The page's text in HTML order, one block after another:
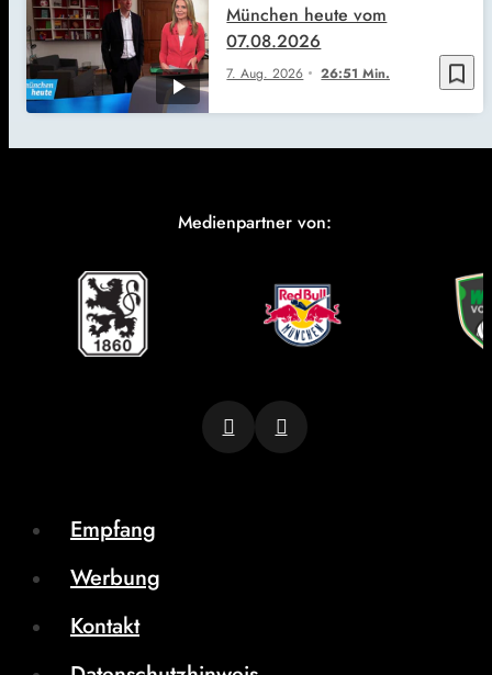
bookmark_border
7. Aug. 2026 26:51 Min.
München heute vom
07.08.2026
Medienpartner von:
Empfang
Werbung
Kontakt